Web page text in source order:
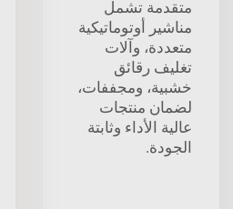
متقدمة تشمل
مناشير أوتوماتيكية
متعددة، وآلات
تغليف رقائق
خشبية، ومجففات،
لضمان منتجات
عالية الأداء وثابتة
الجودة.